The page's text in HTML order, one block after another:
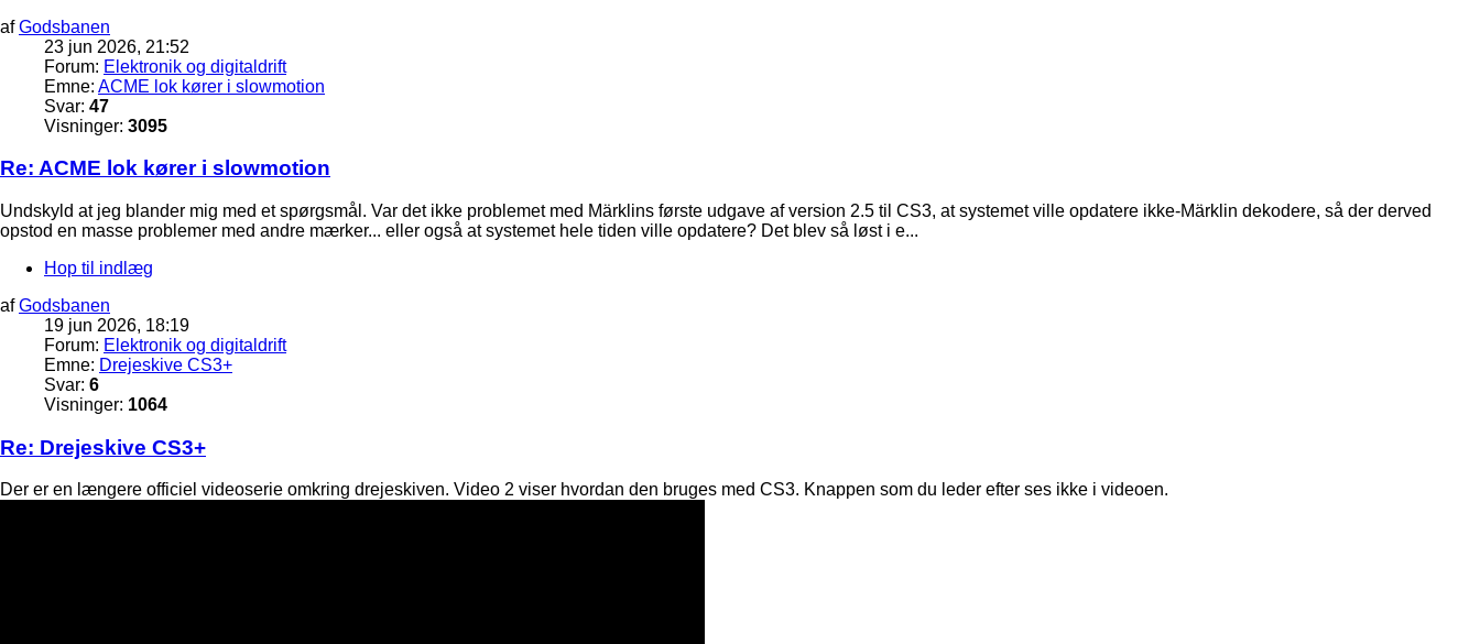
afGodsbanen
23 jun 2026, 21:52
Forum: Elektronik og digitaldrift
Emne: ACME lok kører i slowmotion
Svar: 47
Visninger: 3095
Re: ACME lok kører i slowmotion
Undskyld at jeg blander mig med et spørgsmål. Var det ikke problemet med Märklins første udgave af version 2.5 til CS3, at systemet ville opdatere ikke-Märklin dekodere, så der derved
opstod en masse problemer med andre mærker... eller også at systemet hele tiden ville opdatere? Det blev så løst i e...
Hop til indlæg
afGodsbanen
19 jun 2026, 18:19
Forum: Elektronik og digitaldrift
Emne: Drejeskive CS3+
Svar: 6
Visninger: 1064
Re: Drejeskive CS3+
Der er en længere officiel videoserie omkring drejeskiven. Video 2 viser hvordan den bruges med CS3. Knappen som du leder efter ses ikke i videoen.